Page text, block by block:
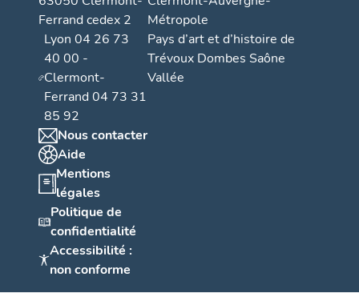
Ferrand cedex 2
Lyon 04 26 73
40 00 -
Clermont-
Ferrand 04 73 31
85 92
Nous contacter
Aide
Mentions
légales
Politique de
confidentialité
Accessibilité :
non conforme
Métropole
Pays d’art et d’histoire de
Trévoux Dombes Saône
Vallée